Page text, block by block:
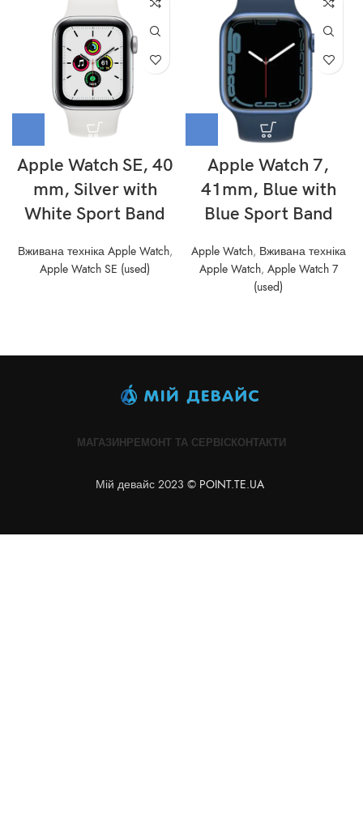
Apple Watch SE, 40
mm, Silver with
White Sport Band
Вживана техніка Apple Watch,
Apple Watch SE (used)
Apple Watch 7,
41mm, Blue with
Blue Sport Band
Apple Watch, Вживана техніка
Apple Watch, Apple Watch 7
(used)
МАГАЗИНРЕМОНТ ТА СЕРВІСКОНТАКТИ
Мій девайс 2023 © POINT.TE.UA